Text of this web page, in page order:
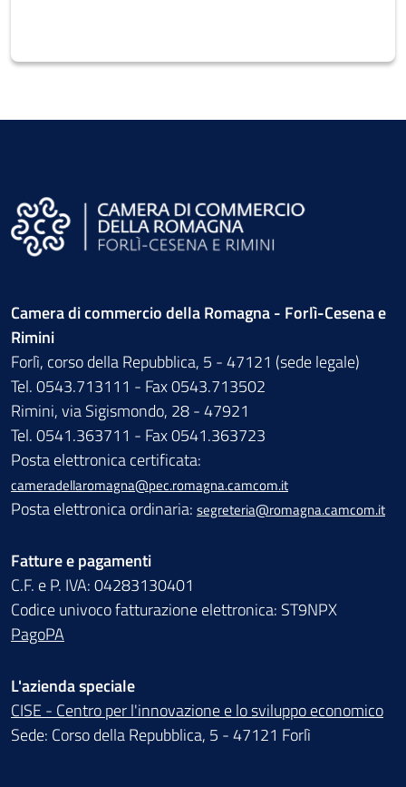
Camera di commercio della Romagna - Forlì-Cesena e
Rimini
Forlì, corso della Repubblica, 5 - 47121 (sede legale)
Tel. 0543.713111 - Fax 0543.713502
Rimini, via Sigismondo, 28 - 47921
Tel. 0541.363711 - Fax 0541.363723
Posta elettronica certificata:
cameradellaromagna@pec.romagna.camcom.it
Posta elettronica ordinaria: segreteria@romagna.camcom.it
Fatture e pagamenti
C.F. e P. IVA: 04283130401
Codice univoco fatturazione elettronica: ST9NPX
PagoPA
L'azienda speciale
CISE - Centro per l'innovazione e lo sviluppo economico
Sede: Corso della Repubblica, 5 - 47121 Forlì